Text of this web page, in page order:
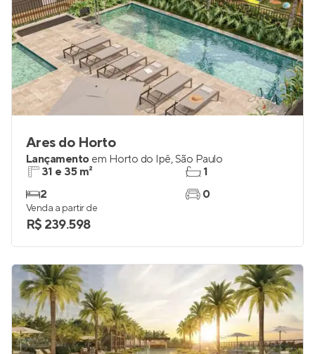
Ares do Horto
Lançamento em Horto do Ipê,São Paulo
31 e 35 m²
2
1
0
Venda a partir de
R$ 239.598